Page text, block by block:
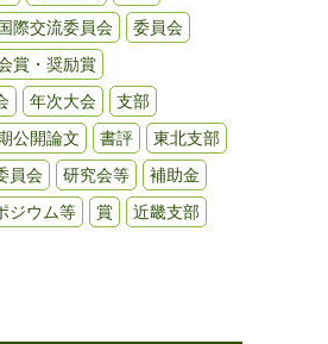
際交流委員会
委員会
賞・奨励賞
年次大会
支部
公開論文 書評
東北支部
員会
研究会等
補助金
ジウム等
賞
近畿支部